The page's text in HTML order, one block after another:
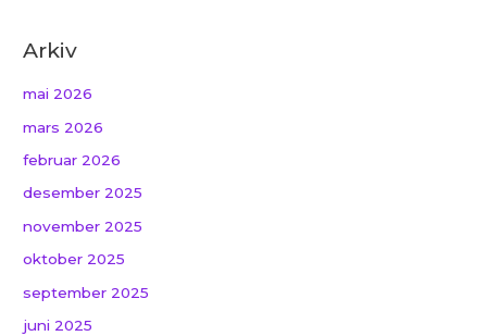
Arkiv
mai 2026
mars 2026
februar 2026
desember 2025
november 2025
oktober 2025
september 2025
juni 2025